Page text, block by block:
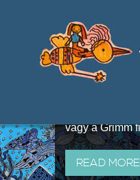
útján terjedő
melyeket
állítottak
vagy a Grimm
READ MORE